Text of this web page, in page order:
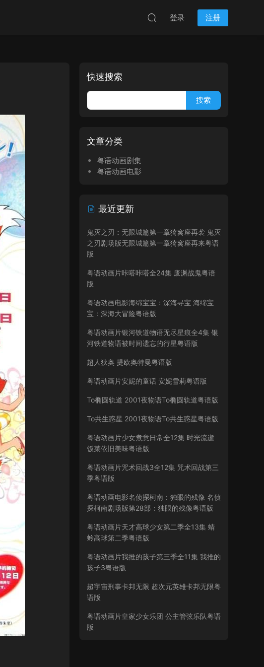
登录 注册
快速搜索
文章分类
粤语动画剧集
粤语动画电影
最近更新
鬼灭之刃：无限城篇第一章猗窝座再袭 鬼灭
之刃剧场版无限城篇第一章猗窝座再来粤语
版
粤语动画片咔嗒咔嗒全24集 废渊战鬼粤语
版
粤语动画电影海绵宝宝：深海寻宝 海绵宝
宝：深海大冒险粤语版
粤语动画片银河铁道物语无尽星痕全4集 银
河铁道物语被时间遗忘的行星粤语版
超人狄奥 提欧奥特曼粤语版
粤语动画片安妮的童话 安妮雪莉粤语版
To椭圆轨道 2001夜物语To椭圆轨道粤语版
To共生惑星 2001夜物语To共生惑星粤语版
粤语动画片少女煮意日常全12集 时光流逝
饭菜依旧美味粤语版
粤语动画片咒术回战3全12集 咒术回战第三
季粤语版
粤语动画电影名侦探柯南：独眼的残像 名侦
探柯南剧场版第28部：独眼的残像粤语版
粤语动画片天才高球少女第二季全13集 蜻
蛉高球第二季粤语版
粤语动画片我推的孩子第三季全11集 我推的
孩子3粤语版
超宇宙刑事卡邦无限 超次元英雄卡邦无限粤
语版
粤语动画片皇家少女乐团 公主管弦乐队粤语
版